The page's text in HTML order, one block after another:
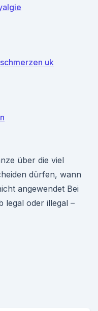
uk
über die viel
dürfen, wann
angewendet Bei
legal oder illegal –